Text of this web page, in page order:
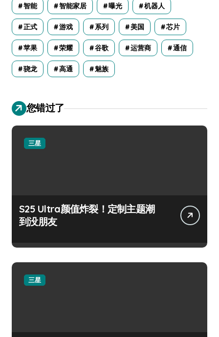
智能 智能家居 曝光 机器人
正式 游戏 系列 美国 芯片
苹果 荣耀 谷歌 运营商 通信
骁龙 高通 魅族
您错过了
三星
S25 Ultra颜值炸裂！定制主题潮
到没朋友
三星